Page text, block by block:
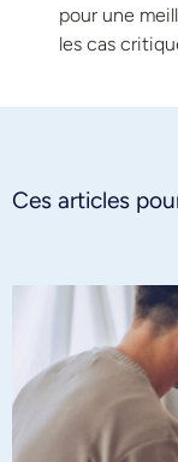
pour une
les cas
Ces articles